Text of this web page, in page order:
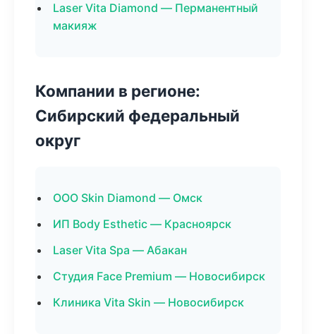
Laser Vita Diamond — Перманентный
макияж
Компании в регионе:
Сибирский федеральный
округ
ООО Skin Diamond — Омск
ИП Body Esthetic — Красноярск
Laser Vita Spa — Абакан
Студия Face Premium — Новосибирск
Клиника Vita Skin — Новосибирск